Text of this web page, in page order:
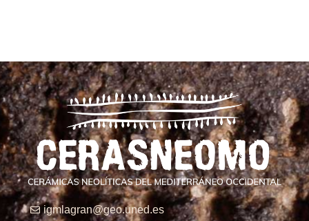
igmlagran@geo.uned.es